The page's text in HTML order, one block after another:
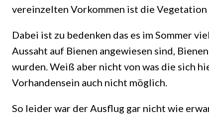
vereinzelten Vorkommen ist die
Dabei ist zu bedenken das es im Sommer
Aussaht auf Bienen angewiesen sind,
wurden. Weiß aber nicht von was die sich
Vorhandensein auch nicht möglich.
So leider war der Ausflug gar nicht wie